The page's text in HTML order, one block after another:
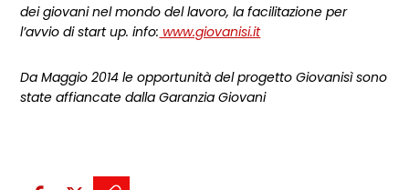
dei giovani nel mondo del lavoro, la facilitazione per
l’avvio di start up. info: www.giovanisi.it
Da Maggio 2014 le opportunità del progetto Giovanisì sono
state affiancate dalla Garanzia Giovani
Condividi sui social: